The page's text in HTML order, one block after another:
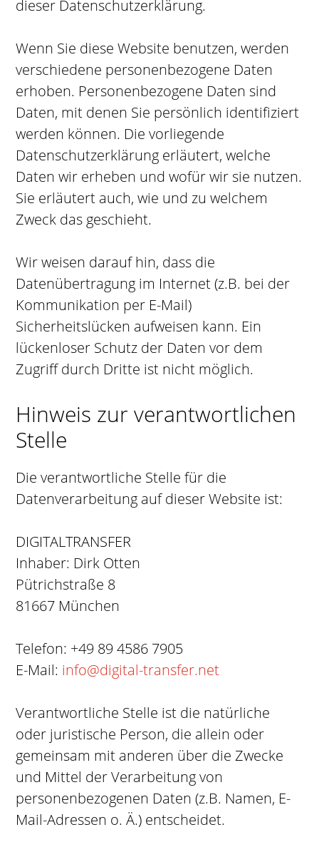
dieser Datenschutzerklärung.
Wenn Sie diese Website benutzen, werden
verschiedene personenbezogene Daten
erhoben. Personenbezogene Daten sind
Daten, mit denen Sie persönlich identifiziert
werden können. Die vorliegende
Datenschutzerklärung erläutert, welche
Daten wir erheben und wofür wir sie nutzen.
Sie erläutert auch, wie und zu welchem
Zweck das geschieht.
Wir weisen darauf hin, dass die
Datenübertragung im Internet (z.B. bei der
Kommunikation per E-Mail)
Sicherheitslücken aufweisen kann. Ein
lückenloser Schutz der Daten vor dem
Zugriff durch Dritte ist nicht möglich.
Hinweis zur verantwortlichen
Stelle
Die verantwortliche Stelle für die
Datenverarbeitung auf dieser Website ist:
DIGITALTRANSFER
Inhaber: Dirk Otten
Pütrichstraße 8
81667 München
Telefon: +49 89 4586 7905
E-Mail: info@digital-transfer.net
Verantwortliche Stelle ist die natürliche
oder juristische Person, die allein oder
gemeinsam mit anderen über die Zwecke
und Mittel der Verarbeitung von
personenbezogenen Daten (z.B. Namen, E-
Mail-Adressen o. Ä.) entscheidet.